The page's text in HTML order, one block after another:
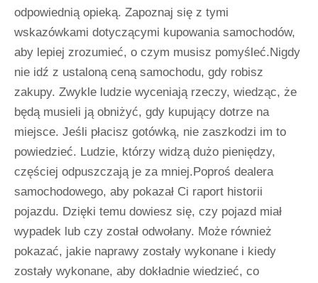
odpowiednią opieką. Zapoznaj się z tymi
wskazówkami dotyczącymi kupowania samochodów,
aby lepiej zrozumieć, o czym musisz pomyśleć.Nigdy
nie idź z ustaloną ceną samochodu, gdy robisz
zakupy. Zwykle ludzie wyceniają rzeczy, wiedząc, że
będą musieli ją obniżyć, gdy kupujący dotrze na
miejsce. Jeśli płacisz gotówką, nie zaszkodzi im to
powiedzieć. Ludzie, którzy widzą dużo pieniędzy,
częściej odpuszczają je za mniej.Poproś dealera
samochodowego, aby pokazał Ci raport historii
pojazdu. Dzięki temu dowiesz się, czy pojazd miał
wypadek lub czy został odwołany. Może również
pokazać, jakie naprawy zostały wykonane i kiedy
zostały wykonane, aby dokładnie wiedzieć, co